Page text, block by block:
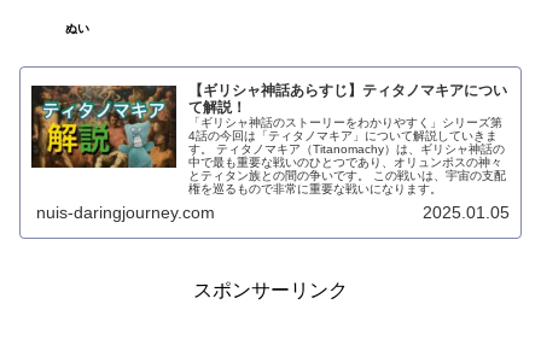
ぬい
【ギリシャ神話あらすじ】ティタノマキアについ
て解説！
「ギリシャ神話のストーリーをわかりやすく」シリーズ第
4話の今回は「ティタノマキア」について解説していきま
す。 ティタノマキア（Titanomachy）は、ギリシャ神話の
中で最も重要な戦いのひとつであり、オリュンポスの神々
とティタン族との間の争いです。 この戦いは、宇宙の支配
権を巡るもので非常に重要な戦いになります。
nuis-daringjourney.com 2025.01.05
スポンサーリンク